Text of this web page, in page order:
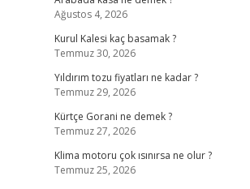
Ağustos 4, 2026
Kurul Kalesi kaç basamak ?
Temmuz 30, 2026
Yıldırım tozu fiyatları ne kadar ?
Temmuz 29, 2026
Kürtçe Gorani ne demek ?
Temmuz 27, 2026
Klima motoru çok ısınırsa ne olur ?
Temmuz 25, 2026